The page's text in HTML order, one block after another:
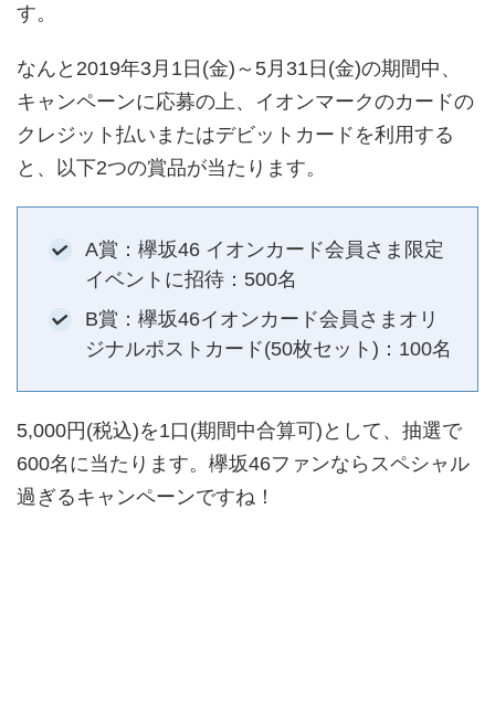
す。
なんと2019年3月1日(金)～5月31日(金)の期間中、
キャンペーンに応募の上、イオンマークのカードの
クレジット払いまたはデビットカードを利用する
と、以下2つの賞品が当たります。
A賞：欅坂46 イオンカード会員さま限定
イベントに招待：500名
B賞：欅坂46イオンカード会員さまオリ
ジナルポストカード(50枚セット)：100名
5,000円(税込)を1口(期間中合算可)として、抽選で
600名に当たります。欅坂46ファンならスペシャル
過ぎるキャンペーンですね！